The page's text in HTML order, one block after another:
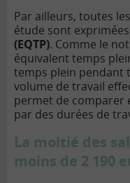
Par ailleurs, toutes
étude sont
(EQTP). Comme le
équivalent temps
temps plein pendant
volume de travail
permet de comparer
par des durées de
La moitié des
moins de 2 190